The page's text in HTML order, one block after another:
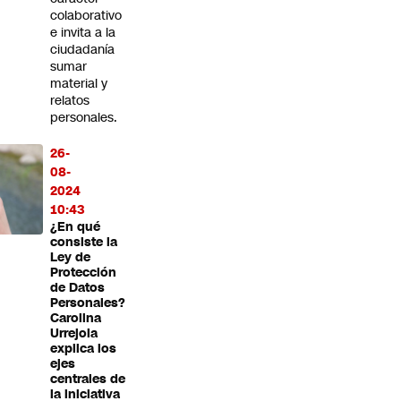
colaborativo
e invita a la
ciudadanía
sumar
material y
relatos
personales.
26-
08-
2024
10:43
¿En qué
consiste la
Ley de
Protección
de Datos
Personales?
Carolina
Urrejola
explica los
ejes
centrales de
la iniciativa